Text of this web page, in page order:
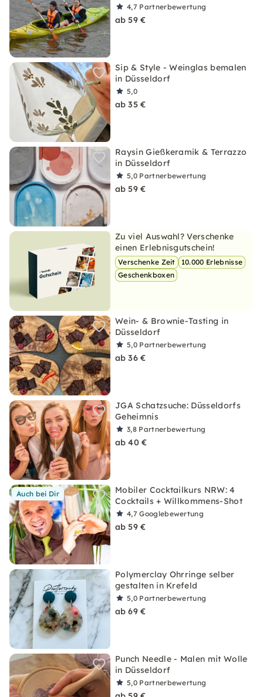
4,7 Partnerbewertung
ab 59 €
Sip & Style - Weinglas bemalen
in Düsseldorf
5,0
ab 35 €
Raysin Gießkeramik & Terrazzo
in Düsseldorf
5,0 Partnerbewertung
ab 59 €
Zu viel Auswahl? Verschenke
einen Erlebnisgutschein!
Verschenke Zeit
10.000 Erlebnisse
Geschenkboxen
Wein- & Brownie-Tasting in
Düsseldorf
5,0 Partnerbewertung
ab 36 €
JGA Schatzsuche: Düsseldorfs
Geheimnis
3,8 Partnerbewertung
ab 40 €
Auch bei Dir
Mobiler Cocktailkurs NRW: 4
Cocktails + Willkommens-Shot
4,7Googlebewertung
ab 59 €
Polymerclay Ohrringe selber
gestalten in Krefeld
5,0 Partnerbewertung
ab 69 €
Punch Needle - Malen mit Wolle
in Düsseldorf
5,0 Partnerbewertung